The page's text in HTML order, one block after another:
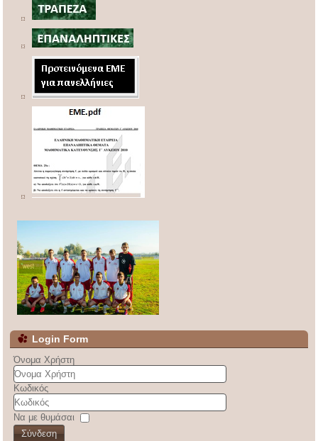
Login Form
Όνομα Χρήστη
Κωδικός
Να με θυμάσαι
Σύνδεση